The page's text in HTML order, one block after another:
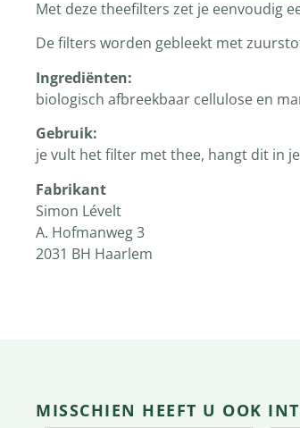
Met deze theefilters zet je eenvoudig
De filters worden gebleekt met
Ingrediënten:
biologisch afbreekbaar cellulose en
Gebruik:
je vult het filter met thee, hangt dit in
Fabrikant
Simon Lévelt
A. Hofmanweg 3
2031 BH Haarlem
MISSCHIEN HEEFT U OOK